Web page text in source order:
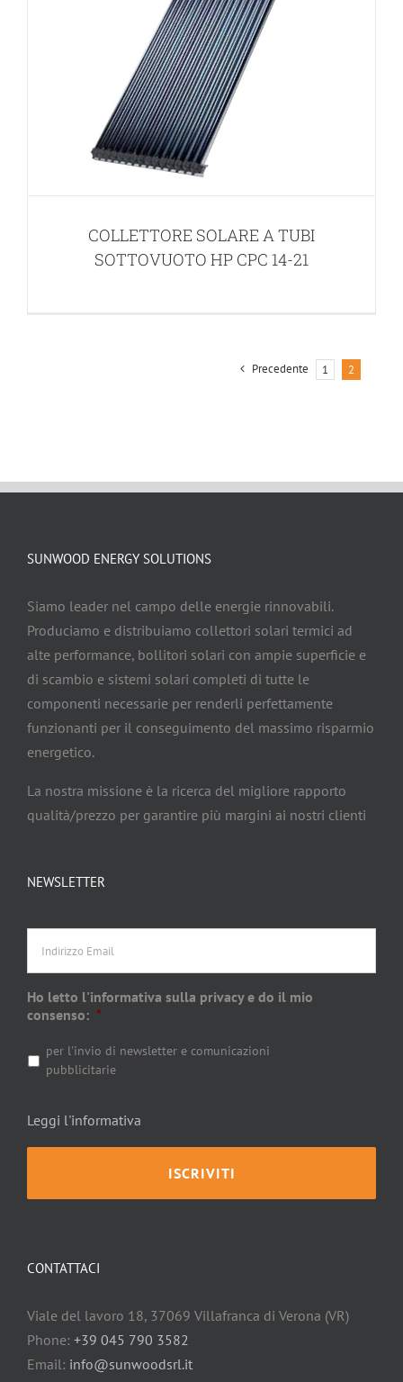
COLLETTORE SOLARE A TUBI
SOTTOVUOTO HP CPC 14-21
Precedente 1 2
SUNWOOD ENERGY SOLUTIONS
Siamo leader nel campo delle energie rinnovabili.
Produciamo e distribuiamo collettori solari termici ad
alte performance, bollitori solari con ampie superficie e
di scambio e sistemi solari completi di tutte le
componenti necessarie per renderli perfettamente
funzionanti per il conseguimento del massimo risparmio
energetico.
La nostra missione è la ricerca del migliore rapporto
qualità/prezzo per garantire più margini ai nostri clienti
NEWSLETTER
Indirizzo
Email
Ho letto l'informativa sulla privacy e do il mio
consenso: *
per l'invio di newsletter e comunicazioni
pubblicitarie
Leggi l'informativa
CONTATTACI
Viale del lavoro 18, 37069 Villafranca di Verona (VR)
Phone: +39 045 790 3582
Email: info@sunwoodsrl.it